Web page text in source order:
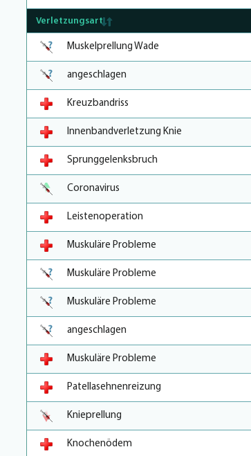
Verletzungsart
Muskelprellung Wade
angeschlagen
Kreuzbandriss
Innenbandverletzung Knie
Sprunggelenksbruch
Coronavirus
Leistenoperation
Muskuläre Probleme
Muskuläre Probleme
Muskuläre Probleme
angeschlagen
Muskuläre Probleme
Patellasehnenreizung
Knieprellung
Knochenödem